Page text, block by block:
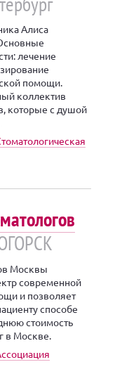
Алиса
лечение
помощи.
коллектив
которые с душой
Москвы
современной
и позволяет
способе
стоимость
в Москве.